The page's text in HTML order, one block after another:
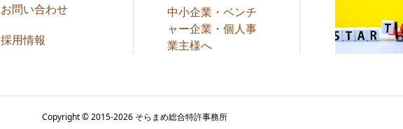
お問い合わせ
採用情報
中小企業・ベンチ
ャー企業・個人事
業主様へ
Copyright © 2015-2026 そらまめ総合特許事務所